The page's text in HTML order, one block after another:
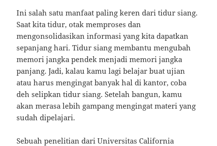
Ini salah satu manfaat paling keren dari tidur siang.
Saat kita tidur, otak memproses dan
mengonsolidasikan informasi yang kita dapatkan
sepanjang hari. Tidur siang membantu mengubah
memori jangka pendek menjadi memori jangka
panjang. Jadi, kalau kamu lagi belajar buat ujian
atau harus mengingat banyak hal di kantor, coba
deh selipkan tidur siang. Setelah bangun, kamu
akan merasa lebih gampang mengingat materi yang
sudah dipelajari.
Sebuah penelitian dari Universitas California